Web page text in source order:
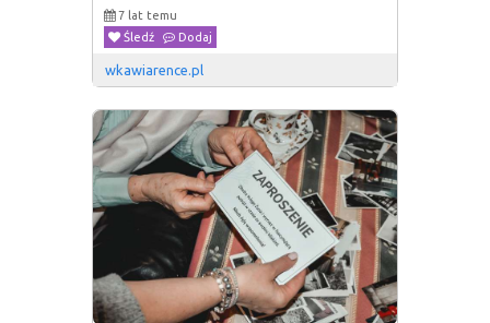
7 lat temu
Śledź
Dodaj
wkawiarence.pl